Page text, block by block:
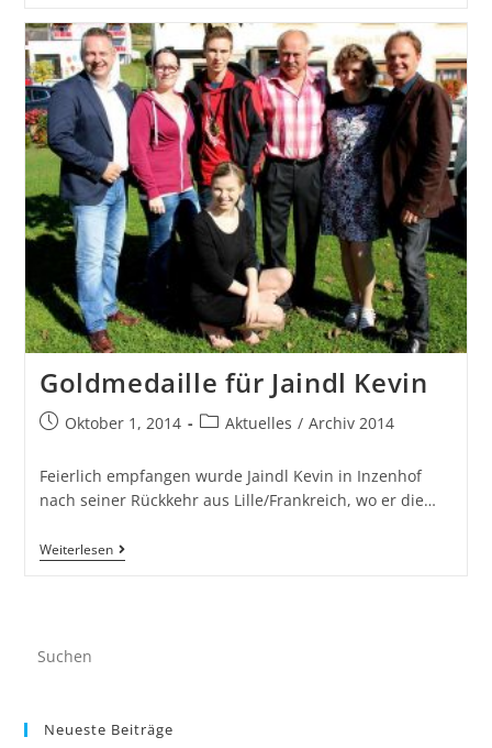
Goldmedaille für Jaindl Kevin
Oktober 1, 2014 Aktuelles / Archiv 2014
Feierlich empfangen wurde Jaindl Kevin in Inzenhof
nach seiner Rückkehr aus Lille/Frankreich, wo er die…
Weiterlesen
Neueste Beiträge